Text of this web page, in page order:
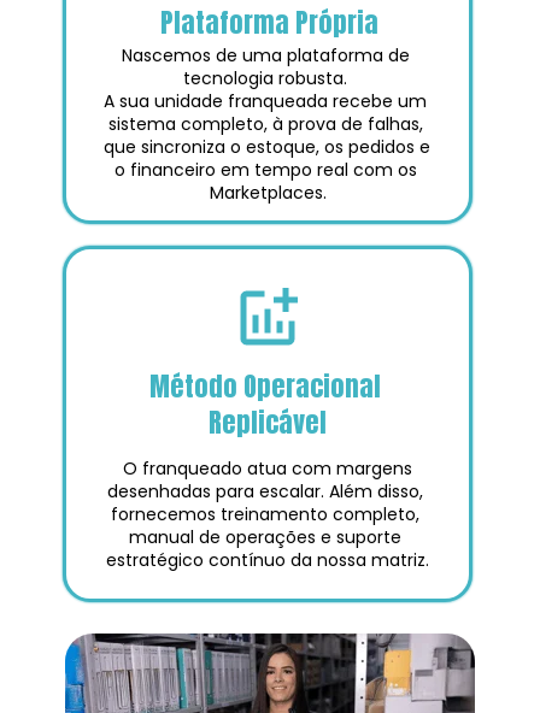
Plataforma Própria
Método Operacional
Replicável
Nascemos de uma plataforma de
tecnologia robusta.
A sua unidade franqueada recebe um
sistema completo, à prova de falhas,
que sincroniza o estoque, os pedidos e
o financeiro em tempo real com os
Marketplaces.
desenhadas para escalar. Além disso,
fornecemos treinamento completo,
manual de operações e suporte
estratégico contínuo da nossa matriz.